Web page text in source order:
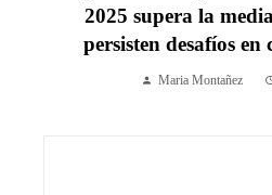
2025 supera la
persisten desafíos en
Maria Montañez